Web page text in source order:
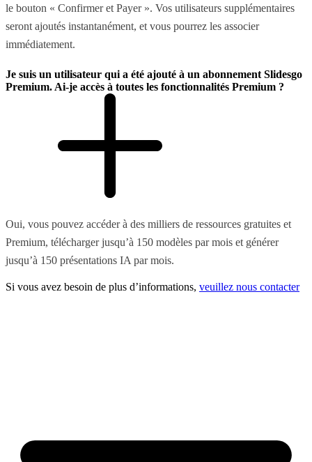
le bouton « Confirmer et Payer ». Vos utilisateurs supplémentaires
seront ajoutés instantanément, et vous pourrez les associer
immédiatement.
Je suis un utilisateur qui a été ajouté à un abonnement Slidesgo
Premium. Ai-je accès à toutes les fonctionnalités Premium ?
Oui, vous pouvez accéder à des milliers de ressources gratuites et
Premium, télécharger jusqu’à 150 modèles par mois et générer
jusqu’à 150 présentations IA par mois.
Si vous avez besoin de plus d’informations, veuillez nous contacter